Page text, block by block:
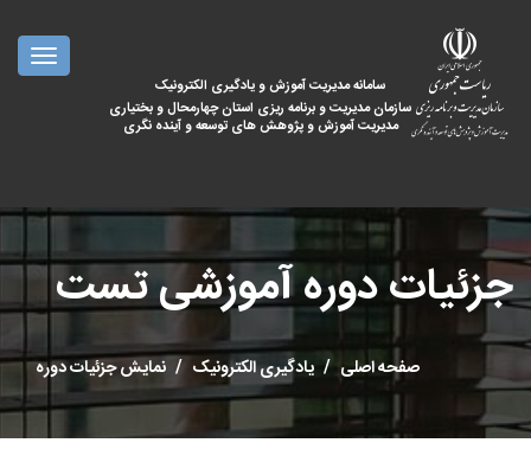
سامانه مدیریت آموزش و یادگیری الکترونیک
سازمان مدیریت و برنامه ریزی استان چهارمحال و بختیاری
مدیریت آموزش و پژوهش های توسعه و آینده نگری
جزئیات دوره آموزشی تست
صفحه اصلی یادگیری الکترونیک نمایش جزئیات دوره